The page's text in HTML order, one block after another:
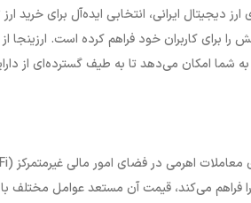
دیجیتال ایرانی، انتخابی ایده‌آل برای خرید ارز
شما امکان می‌دهد تا به طیف گسترده‌ای از
معاملات اهرمی در فضای امور مالی غیرمتمرکز (
فراهم می‌کند، قیمت آن مستعد عوامل مختلف